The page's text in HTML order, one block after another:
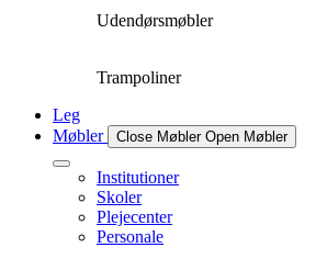
Udendørsmøbler
Trampoliner
Leg
Møbler
Close Møbler Open Møbler
Institutioner
Skoler
Plejecenter
Personale